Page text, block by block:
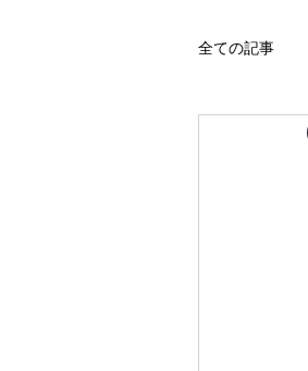
全ての記事